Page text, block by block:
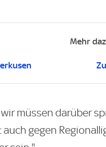
Mehr
müssen darüber
auch gegen